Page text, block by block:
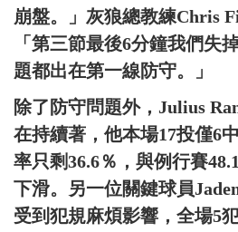
崩盤。」灰狼總教練Chris
「第三節最後6分鐘我們失
題都出在第一線防守。」
除了防守問題外，Julius
在持續著，他本場17投僅6
率只剩36.6％，與例行賽
下滑。另一位關鍵球員
受到犯規麻煩影響，全場5